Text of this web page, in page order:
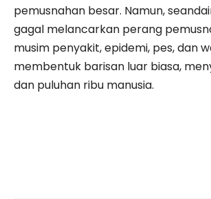
pemusnahan besar. Namun,
gagal melancarkan perang
musim penyakit, epidemi, pes, dan
membentuk barisan luar biasa,
dan puluhan ribu manusia.